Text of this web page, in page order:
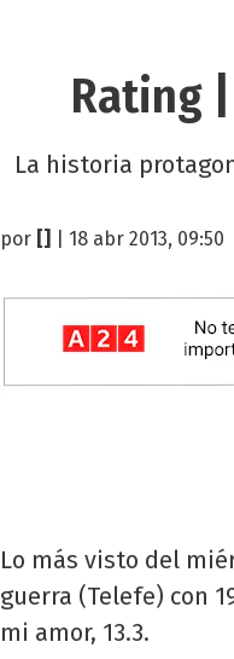
Rating
La historia
por | 18 abr 2013, 09:50
Lo más visto del
guerra (Telefe) con
mi amor, 13.3.